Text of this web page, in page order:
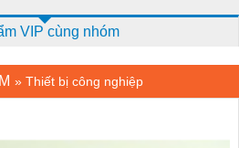
VIP cùng nhóm
» Thiết bị công nghiệp